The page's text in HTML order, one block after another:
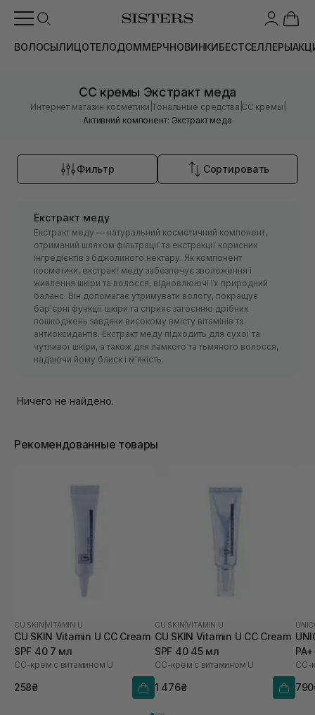
ВОЛОСЫЛИЦОТЕЛОДОММЕРЧНОВИНКИБЕСТСЕЛЛЕРЫ
CC кремы Экстракт меда
Интернет магазин косметики |Тональные средства |CC кремы
Активний компонент: Экстракт меда
Фильтр Сортировать
Екстракт меду
Екстракт меду — натуральний косметичний компонент,
отриманий шляхом фільтрації та екстракції корисних
інгредієнтів з бджолиного нектару. Як компонент
косметики, екстракт меду забезпечує зволоження і
живлення шкіри та волосся, відновлюючі їх природний
баланс. Він допомагає утримувати вологу, покращує
бар'єрні функції шкіри та сприяє загоєнню дрібних
пошкоджень завдяки високому вмісту вітамінів та
антиоксидантів. Екстракт меду підходить для сухої та
чутливої ​​шкіри, а також для ламкого та тьмяного волосся,
надаючи йому блиск і м'якість.
Ничего не найдено.
Рекомендованные товары
CU SKIN |VITAMIN U
CU SKIN Vitamin U CC Cream
SPF 40 7 мл
СС-крем с витамином U
258₴
CU SKIN |VITAMIN U
CU SKIN Vitamin U CC Cream
SPF 40 45 мл
СС-крем с витамином U
1 476₴